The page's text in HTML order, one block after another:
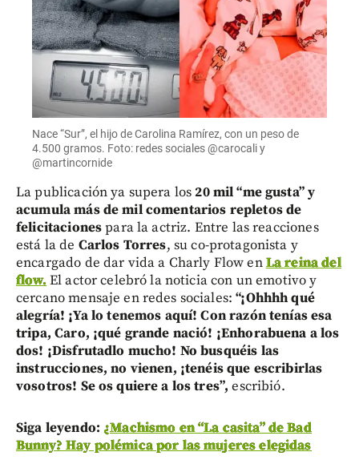
Nace “Sur”, el hijo de Carolina Ramírez, con un peso de
4.500 gramos. Foto: redes sociales @carocali y
@martincornide
La publicación ya supera los20 mil “me gusta” y
acumula más de mil comentarios repletos de
felicitacionespara la actriz. Entre las reacciones
está la de Carlos Torres, su co-protagonista y
encargado de dar vida a Charly Flow enLa reina del
flow. El actor celebró la noticia con un emotivo y
cercano mensaje en redes sociales: “¡Ohhhh qué
alegría! ¡Ya lo tenemos aquí! Con razón tenías esa
tripa, Caro, ¡qué grande nació! ¡Enhorabuena a los
dos! ¡Disfrutadlo mucho! No busquéis las
instrucciones, no vienen, ¡tenéis que escribirlas
vosotros! Se os quiere a los tres”,escribió.
Siga leyendo: ¿Machismo en “La casita” de Bad
Bunny? Hay polémica por las mujeres elegidas